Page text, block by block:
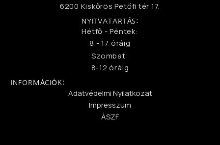
6200 Kiskőrös Petőfi tér 17.
NYITVATARTÁS:
Hétfő - Péntek:
8 - 17 óráig
Szombat:
8-12 óráig
INFORMÁCIÓK:
Adatvédelmi Nyilatkozat
Impresszum
ÁSZF